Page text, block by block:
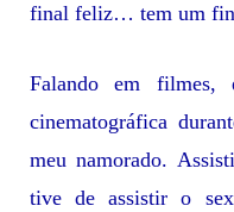
final feliz… tem um
Falando em filmes,
cinematográfica
meu namorado.
tive de assistir o